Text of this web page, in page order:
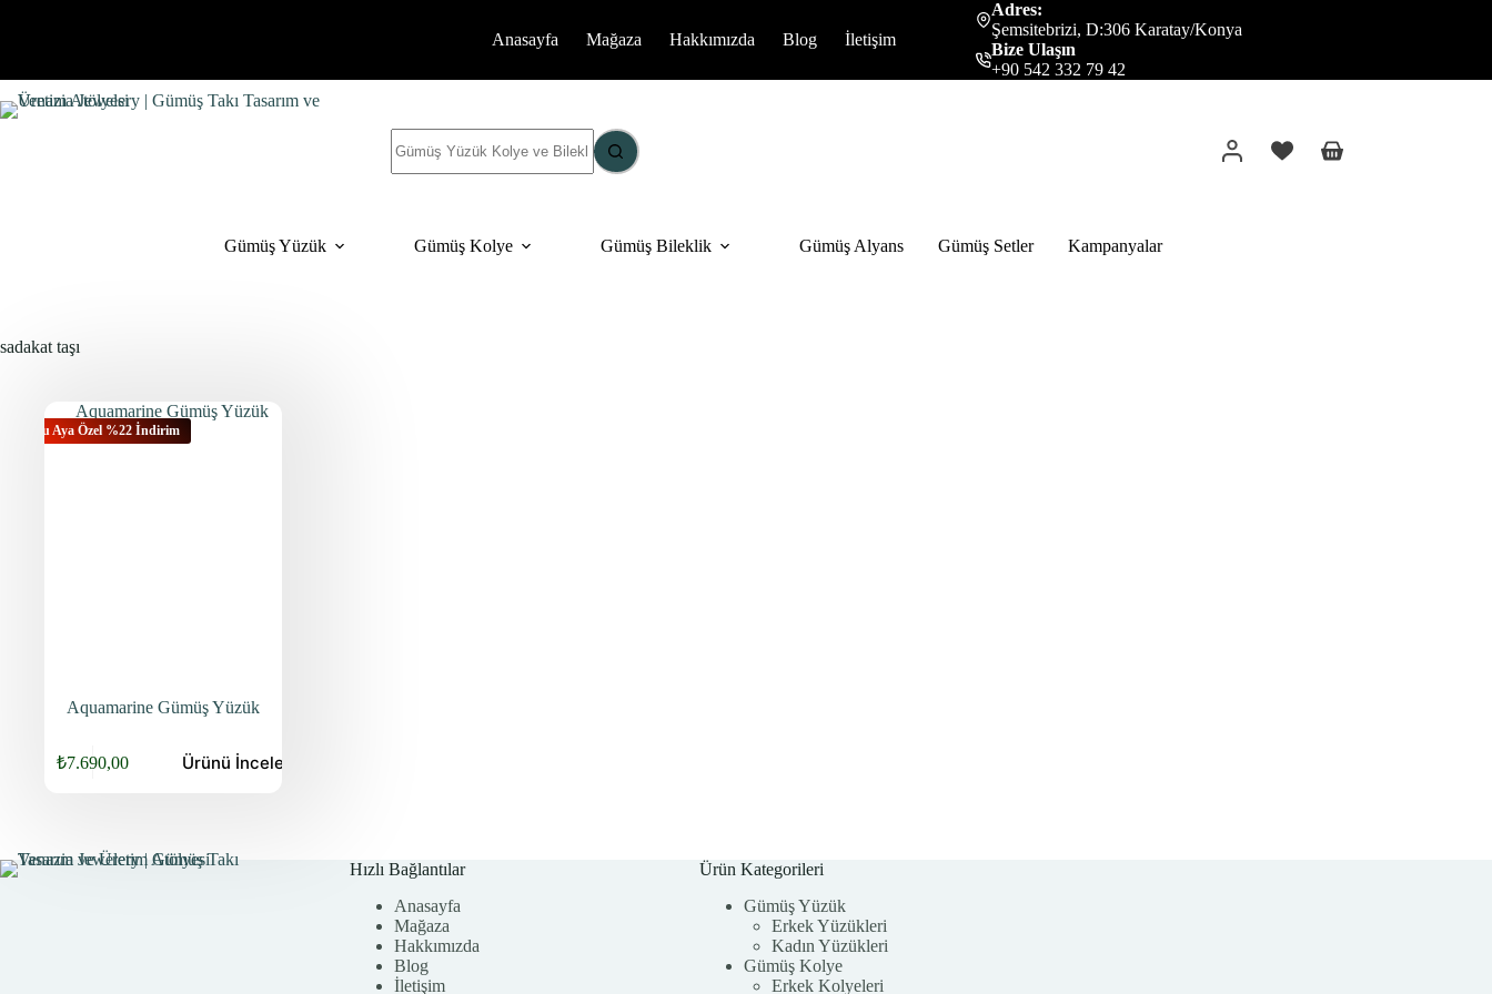
Anasayfa Mağaza Hakkımızda Blog İletişim
Adres:
Şemsitebrizi, D:306 Karatay/Konya
Bize Ulaşın
+90 542 332 79 42
yok
Alışveriş
Gümüş Yüzük Gümüş Kolye Gümüş Bileklik Gümüş Alyans Gümüş Setler Kampanyalar
sadakat taşı
Bu Aya Özel %22 İndirim
Aquamarine Gümüş Yüzük
Orijinal
₺7.690,00
Şu
Ürünü İncele
Hızlı Bağlantılar
Anasayfa
Mağaza
Hakkımızda
Blog
İletişim
Ürün Kategorileri
Gümüş Yüzük
Erkek Yüzükleri
Kadın Yüzükleri
Gümüş Kolye
Erkek Kolyeleri